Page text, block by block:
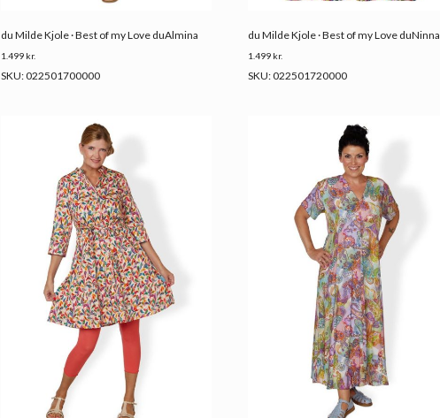
du Milde Kjole · Best of my Love duAlmina
1.499 kr.
SKU: 022501700000
du Milde Kjole · Best of my Love duNinna
1.499 kr.
SKU: 022501720000